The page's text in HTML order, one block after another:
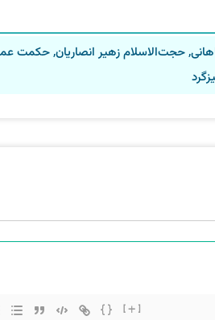
,حجت‌الاسلام زهیر انصاریان,حکمت
{} [+]